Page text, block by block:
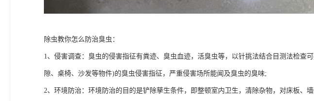
除虫教你怎么防治臭虫：
1、侵害调查：臭虫的侵害指征有粪迹、臭虫血迹，活臭虫等，以针挑法结合目测法检查
隙、桌椅、沙发等物件)的臭虫侵害指征，严重侵害场所能闻及臭虫的臭味;
2、环境防治：环境防治的目的是铲除孳生条件，即整顿室内卫生，清除杂物，对床板、